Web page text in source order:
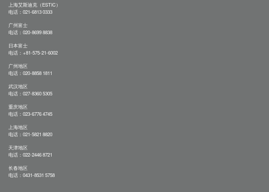
上海艾斯迪克（ESTIC）
电话：021-6813 0333
广州富士
电话：020-8699 8838
日本富士
电话：+81-575-21-6002
广州地区
电话：020-8858 1811
武汉地区
电话：027-8360 5305
重庆地区
电话：023-6776 4745
上海地区
电话：021-5821 8820
天津地区
电话：022-2446 8721
长春地区
电话：0431-8531 5758